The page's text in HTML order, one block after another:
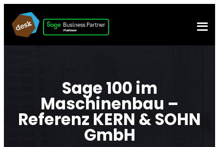
Sage 100 im
Maschinenbau –
Referenz KERN & SOHN
GmbH